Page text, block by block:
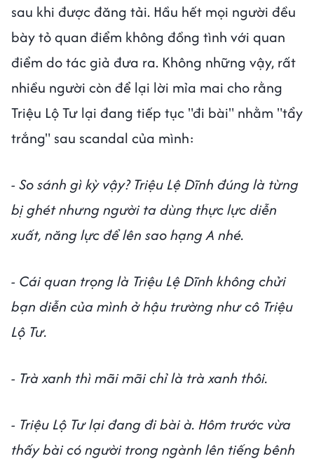
sau khi được đăng tải. Hầu hết mọi người đều
bày tỏ quan điểm không đồng tình với quan
điểm do tác giả đưa ra. Không những vậy, rất
nhiều người còn để lại lời mỉa mai cho rằng
Triệu Lộ Tư lại đang tiếp tục "đi bài" nhằm "tẩy
trắng" sau scandal của mình:
- So sánh gì kỳ vậy? Triệu Lệ Dĩnh đúng là từng
bị ghét nhưng người ta dùng thực lực diễn
xuất, năng lực để lên sao hạng A nhé.
- Cái quan trọng là Triệu Lệ Dĩnh không chửi
bạn diễn của mình ở hậu trường như cô Triệu
Lộ Tư.
- Trà xanh thì mãi mãi chỉ là trà xanh thôi.
- Triệu Lộ Tư lại đang đi bài à. Hôm trước vừa
thấy bài có người trong ngành lên tiếng bênh